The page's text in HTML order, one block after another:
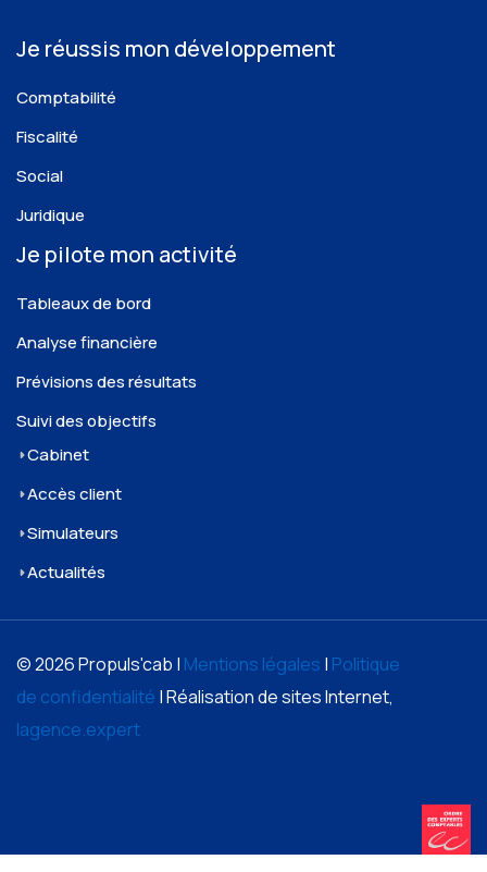
Je réussis mon développement
Comptabilité
Fiscalité
Social
Juridique
Je pilote mon activité
Tableaux de bord
Analyse financière
Prévisions des résultats
Suivi des objectifs
Cabinet
Accès client
Simulateurs
Actualités
© 2026 Propuls'cab | Mentions légales | Politique
de confidentialité | Réalisation de sites Internet,
lagence.expert